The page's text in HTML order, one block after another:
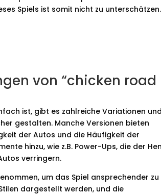
Spiels ist somit nicht zu unterschätzen.
von “chicken road
ist, gibt es zahlreiche Variationen und
gestalten. Manche Versionen bieten
der Autos und die Häufigkeit der
hinzu, wie z.B. Power-Ups, die der
verringern.
um das Spiel ansprechender zu
dargestellt werden, und die